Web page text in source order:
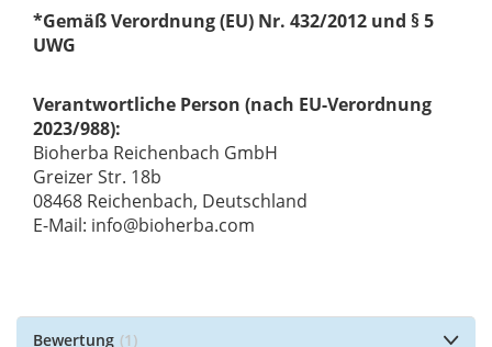
*Gemäß Verordnung (EU) Nr. 432/2012 und § 5
UWG
Verantwortliche Person (nach EU-Verordnung
2023/988):
Bioherba Reichenbach GmbH
Greizer Str. 18b
08468 Reichenbach, Deutschland
E-Mail: info@bioherba.com
Bewertung 1